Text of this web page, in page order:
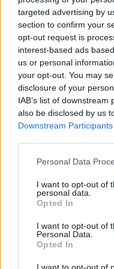
targeted advertising by
section to confirm your
opt-out request is
interest-based ads
us or personal
your opt-out. You may
disclosure of your
IAB’s list of
also be disclosed by us
Downstream Participants
Please note that this
not limited to your visit
grant or deny consent
use your data for below
consent section.
Personal Data
I want to opt-out of
personal data.
Opted In
I want to opt-out of
Personal Data.
Opted In
I want to opt-out of
leírtaknak, a drámai
véleményem szerint
társadalomkritikával,
hanem arra, hogy
szerzőnek, olyan,
bepillantást
teljesen más
megismerjük
vőlegényét, Szaffrán
hogy nem jó ember,
már emberhúst is
Kaulmann Félix, és
feleségül veszi (bár
gondolta ő ezt
látszólag tejben-
hamarosan
a szép asszonyt,
nem törődve az